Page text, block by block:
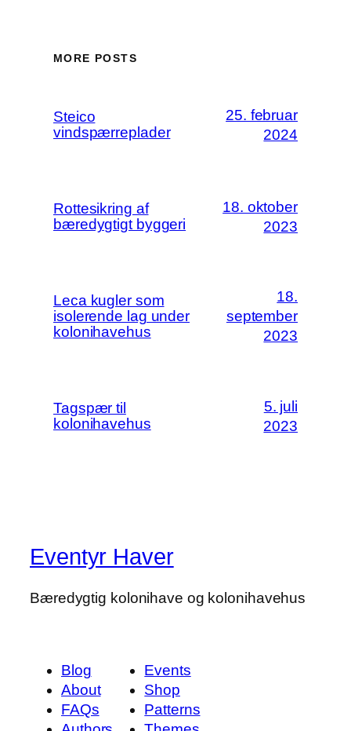
MORE POSTS
Steico
vindspærreplader
25. februar
2024
Rottesikring af
bæredygtigt byggeri
18. oktober
2023
Leca kugler som
isolerende lag under
kolonihavehus
18.
september
2023
Tagspær til
kolonihavehus
5. juli
2023
Eventyr Haver
Bæredygtig kolonihave og kolonihavehus
Blog
About
FAQs
Events
Shop
Patterns